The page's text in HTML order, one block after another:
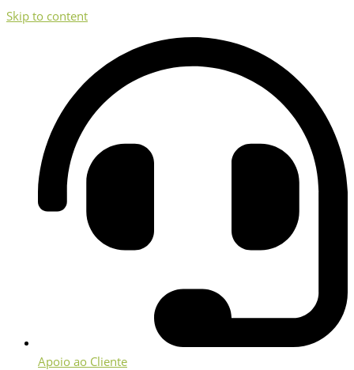
Skip to content
Apoio ao Cliente